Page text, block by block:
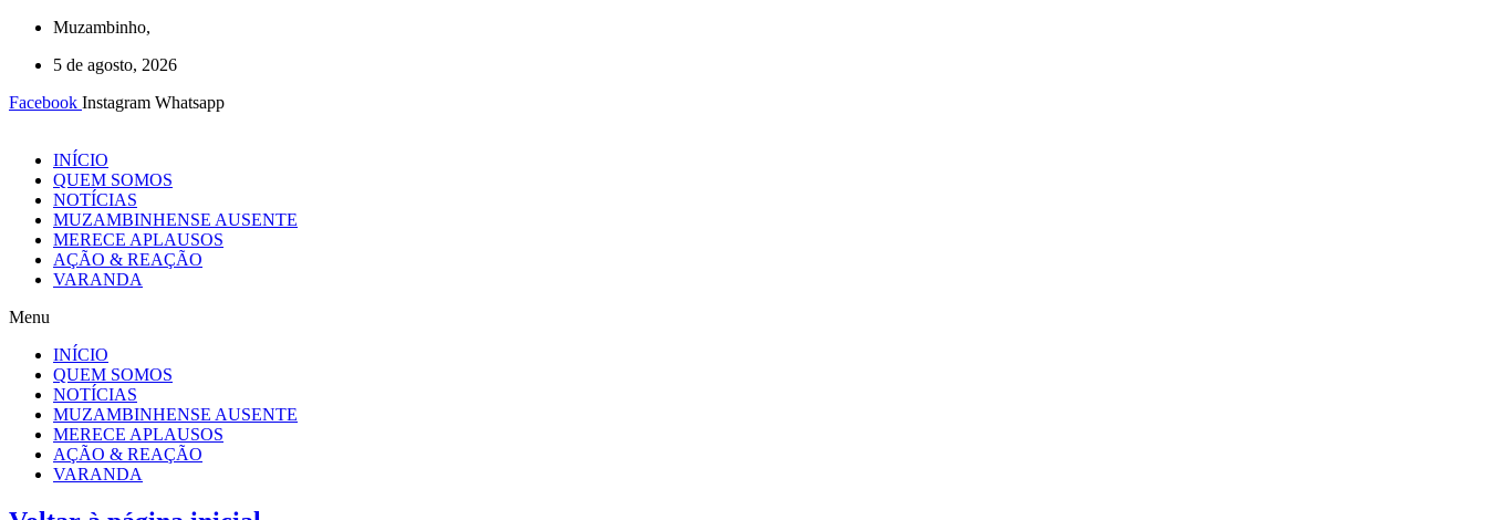
Muzambinho,
5 de agosto, 2026
Facebook Instagram Whatsapp
INÍCIO
QUEM SOMOS
NOTÍCIAS
MUZAMBINHENSE AUSENTE
MERECE APLAUSOS
AÇÃO & REAÇÃO
VARANDA
Menu
INÍCIO
QUEM SOMOS
NOTÍCIAS
MUZAMBINHENSE AUSENTE
MERECE APLAUSOS
AÇÃO & REAÇÃO
VARANDA